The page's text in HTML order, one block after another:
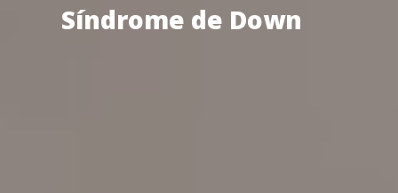
Síndrome de Down